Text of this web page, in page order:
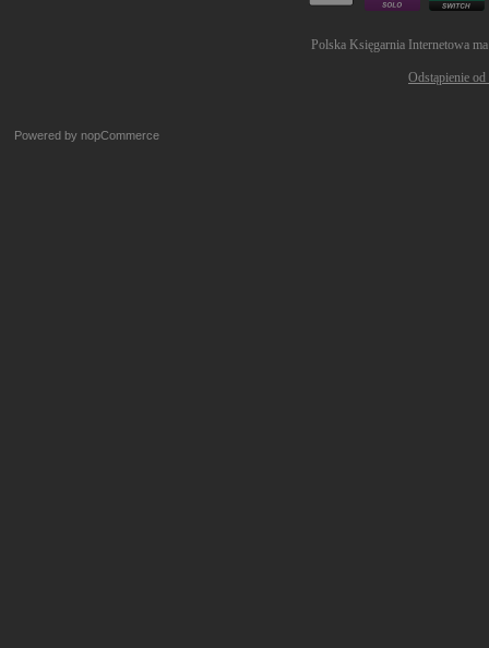
Polska Księgarnia Internetowa
Odstąpienie
Powered by nopCommerce